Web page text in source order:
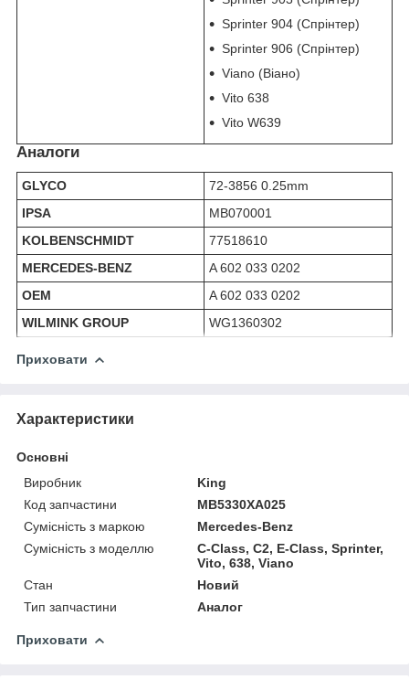
Sprinter 904 (Спрінтер)
Sprinter 906 (Спрінтер)
Viano (Віано)
Vito 638
Vito W639
Аналоги
GLYCO
72-3856 0.25mm
IPSA
MB070001
KOLBENSCHMIDT
77518610
MERCEDES-BENZ
A 602 033 0202
OEM
A 602 033 0202
WILMINK GROUP
WG1360302
Приховати
Характеристики
Основні
Виробник
King
Код запчастини
MB5330XA025
Сумісність з маркою
Mercedes-Benz
Сумісність з моделлю
C-Class, C2, E-Class, Sprinter,
Vito, 638, Viano
Стан
Новий
Тип запчастини
Аналог
Приховати